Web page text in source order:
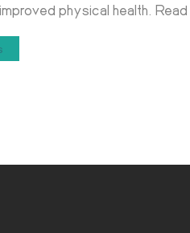
physical health. Read